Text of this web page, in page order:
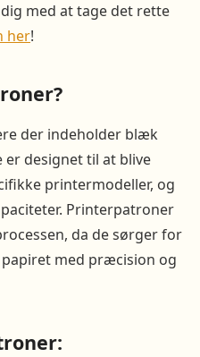
med at tage det rette
her!
der indeholder blæk
er designet til at blive
printermodeller, og
Printerpatroner
da de sørger for
med præcision og